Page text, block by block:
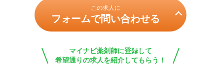
この求人に
フォームで問い合わせる
マイナビ薬剤師に登録して
希望通りの求人を紹介してもらう！